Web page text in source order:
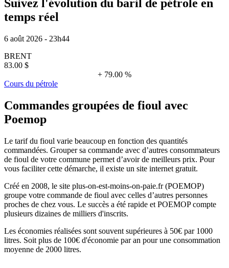
Suivez l'évolution du baril de pétrole en
temps réel
6 août 2026 - 23h44
BRENT
83.00 $
+ 79.00 %
Cours du pétrole
Commandes groupées de fioul avec
Poemop
Le tarif du fioul varie beaucoup en fonction des quantités
commandées. Grouper sa commande avec d’autres consommateurs
de fioul de votre commune permet d’avoir de meilleurs prix. Pour
vous faciliter cette démarche, il existe un site internet gratuit.
Créé en 2008, le site plus-on-est-moins-on-paie.fr (POEMOP)
groupe votre commande de fioul avec celles d’autres personnes
proches de chez vous. Le succès a été rapide et POEMOP compte
plusieurs dizaines de milliers d'inscrits.
Les économies réalisées sont souvent supérieures à 50€ par 1000
litres. Soit plus de 100€ d'économie par an pour une consommation
moyenne de 2000 litres.